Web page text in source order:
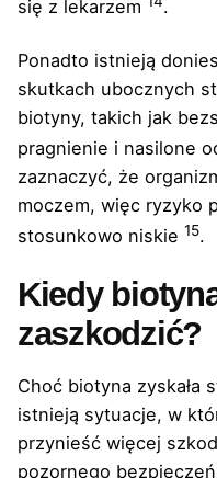
się z lekarzem
.
Ponadto istnieją
skutkach ubocznych
biotyny, takich jak
pragnienie i nasilone
zaznaczyć, że
moczem, więc ryzyko
stosunkowo niskie 15.
Kiedy
zaszkodzić?
Choć biotyna zyskała
istnieją sytuacje, w
przynieść więcej
pozornego